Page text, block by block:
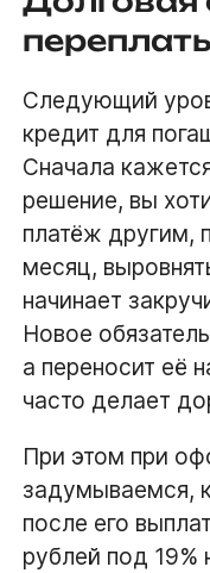
Следующий
кредит для
Сначала
решение, вы
платёж другим,
месяц,
начинает
Новое
а переносит её
часто делает
При этом при
задумываемся,
после его
рублей под 19%